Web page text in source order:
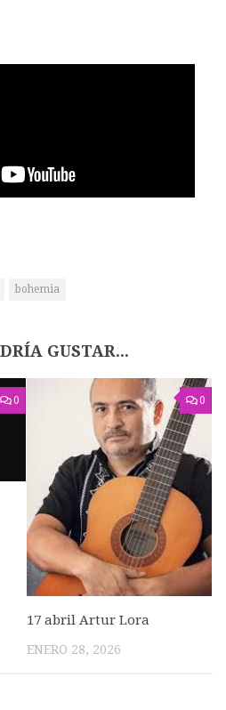
bohemia
GUSTAR...
0 0
17 abril Artur Lora
ENERO 28, 2026